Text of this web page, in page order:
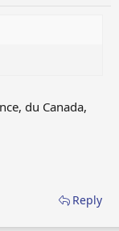
du Canada,
Reply